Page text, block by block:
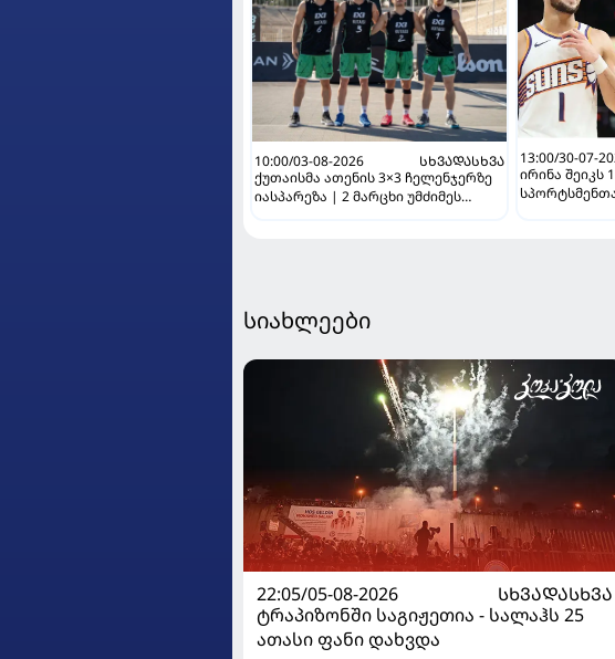
10:00/03-08-2026
ᲡᲮᲕᲐᲓᲐᲡᲮᲕᲐ
ქუთაისმა ათენის 3×3 ჩელენჯერზე
იასპარეზა | 2 მარცხი უმძიმეს
13:00/30-07-
ირინა
სიახლეები
22:05/05-08-2026
ᲡᲮᲕᲐᲓᲐᲡᲮᲕᲐ
ტრაპიზონში საგიჟეთია - სალაჰს 25
ათასი ფანი დახვდა